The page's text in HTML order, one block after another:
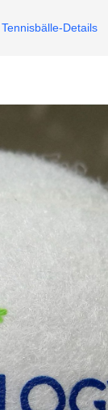
Tennisbälle-Details